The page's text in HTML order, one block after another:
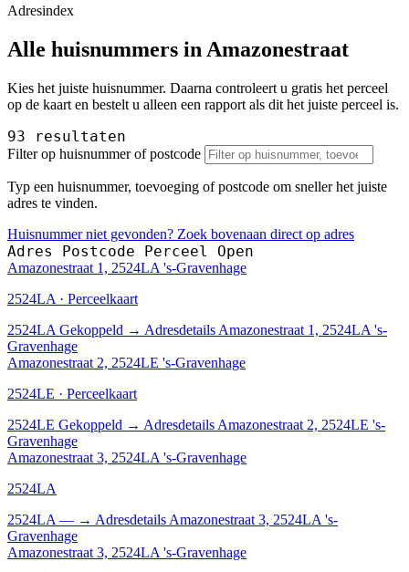
Adresindex
Alle huisnummers in Amazonestraat
Kies het juiste huisnummer. Daarna controleert u gratis het perceel
op de kaart en bestelt u alleen een rapport als dit het juiste perceel is.
93 resultaten
Filter op huisnummer of postcode
Typ een huisnummer, toevoeging of postcode om sneller het juiste
adres te vinden.
Huisnummer niet gevonden? Zoek bovenaan direct op adres
Adres Postcode Perceel Open
Amazonestraat 1, 2524LA 's-Gravenhage
2524LA · Perceelkaart
2524LA Gekoppeld → Adresdetails Amazonestraat 1, 2524LA 's-
Gravenhage
Amazonestraat 2, 2524LE 's-Gravenhage
2524LE · Perceelkaart
2524LE Gekoppeld → Adresdetails Amazonestraat 2, 2524LE 's-
Gravenhage
Amazonestraat 3, 2524LA 's-Gravenhage
2524LA
2524LA — → Adresdetails Amazonestraat 3, 2524LA 's-
Gravenhage
Amazonestraat 3, 2524LA 's-Gravenhage